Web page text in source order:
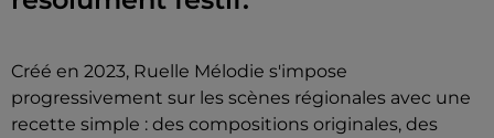
Créé en 2023, Ruelle Mélodie s'impose
progressivement sur les scènes régionales avec une
recette simple : des compositions originales, des